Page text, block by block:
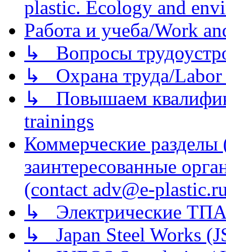
plastic. Ecology and
Работа и учеба/Work
↳ Вопросы
↳ Охрана труда/Labor
↳ Повышаем
trainings
Коммерческие
заинтересованные
(contact adv@e-
↳ Электрические
↳ Japan Steel Works